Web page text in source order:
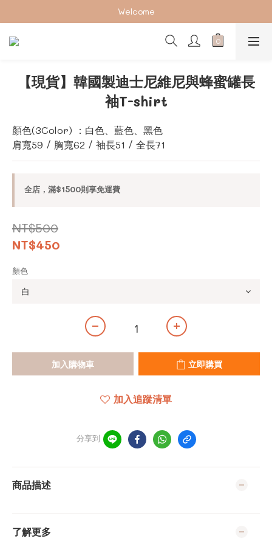
加入會員下單享2%回饋紅利 ❤❤
Welcome
加入會員下單享2%回饋紅利 ❤❤
【現貨】韓國製迪士尼維尼與蜂蜜罐長
袖T-shirt
顏色(3Color) ：白色、藍色、黑色
肩寬59 / 胸寬62 / 袖長51 / 全長71
全店，滿$1500則享免運費
NT$500
NT$450
顏色
加入購物車 立即購買
加入追蹤清單
分享到
商品描述
了解更多